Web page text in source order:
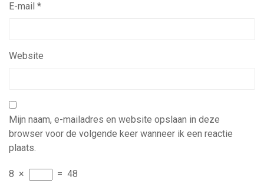
E-mail *
Website
Mijn naam, e-mailadres en website opslaan in deze
browser voor de volgende keer wanneer ik een reactie
plaats.
8 × = 48